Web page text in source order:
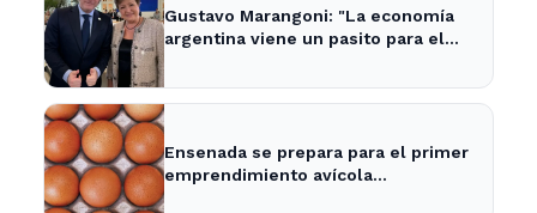
Gustavo Marangoni: "La economía
argentina viene un pasito para el
Xuxa" - Radio Continental
Ensenada se prepara para el primer
emprendimiento avícola